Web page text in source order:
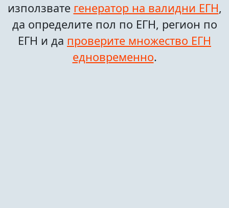
използвате генератор на валидни ЕГН,
да определите пол по ЕГН, регион по
ЕГН и да проверите множество ЕГН
едновременно.